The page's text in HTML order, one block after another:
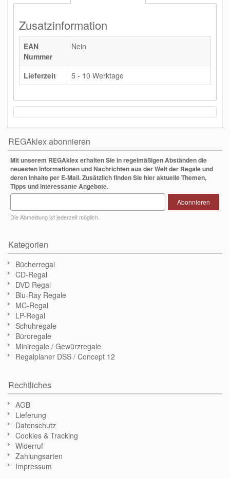
Zusatzinformation
EAN
Nummer
Nein
Lieferzeit 5 - 10 Werktage
REGAklex abonnieren
Mit unserem REGAklex erhalten Sie in regelmäßigen Abständen die
neuesten Informationen und Nachrichten aus der Welt der Regale und
deren Inhalte per E-Mail. Zusätzlich finden Sie hier aktuelle Themen,
Tipps und interessante Angebote.
Die Abmeldung ist jederzeit möglich.
Abonnieren
Kategorien
Bücherregal
CD-Regal
DVD Regal
Blu-Ray Regale
MC-Regal
LP-Regal
Schuhregale
Büroregale
Miniregale / Gewürzregale
Regalplaner DSS / Concept 12
Rechtliches
AGB
Lieferung
Datenschutz
Cookies & Tracking
Widerruf
Zahlungsarten
Impressum